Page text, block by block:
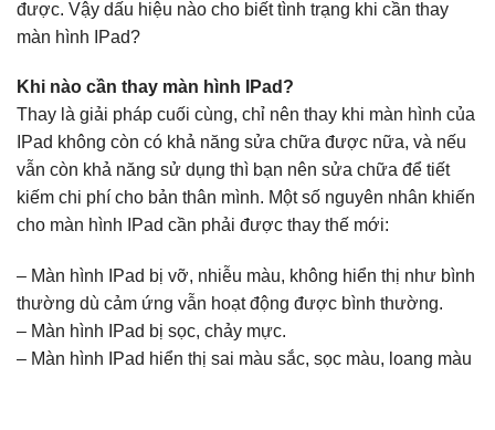
được. Vậy dấu hiệu nào cho biết tình trạng khi cần thay
màn hình IPad?
Khi nào cần thay màn hình IPad?
Thay là giải pháp cuối cùng, chỉ nên thay khi màn hình của
IPad không còn có khả năng sửa chữa được nữa, và nếu
vẫn còn khả năng sử dụng thì bạn nên sửa chữa để tiết
kiếm chi phí cho bản thân mình. Một số nguyên nhân khiến
cho màn hình IPad cần phải được thay thế mới:
– Màn hình IPad bị vỡ, nhiễu màu, không hiển thị như bình
thường dù cảm ứng vẫn hoạt động được bình thường.
– Màn hình IPad bị sọc, chảy mực.
– Màn hình IPad hiển thị sai màu sắc, sọc màu, loang màu​